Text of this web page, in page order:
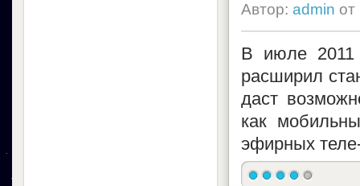
Автор: admin от
В июле 2011
расширил
даст
как
эфирных